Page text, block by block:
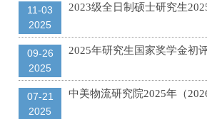
11-03
2025
09-26
2025
2025年研究生国家奖学金初
07-21
2025